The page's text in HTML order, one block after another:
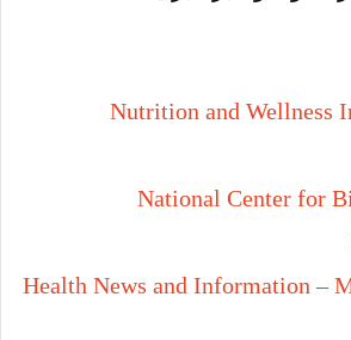
Nutrition and Wellness
National Center for
Health News and Information –